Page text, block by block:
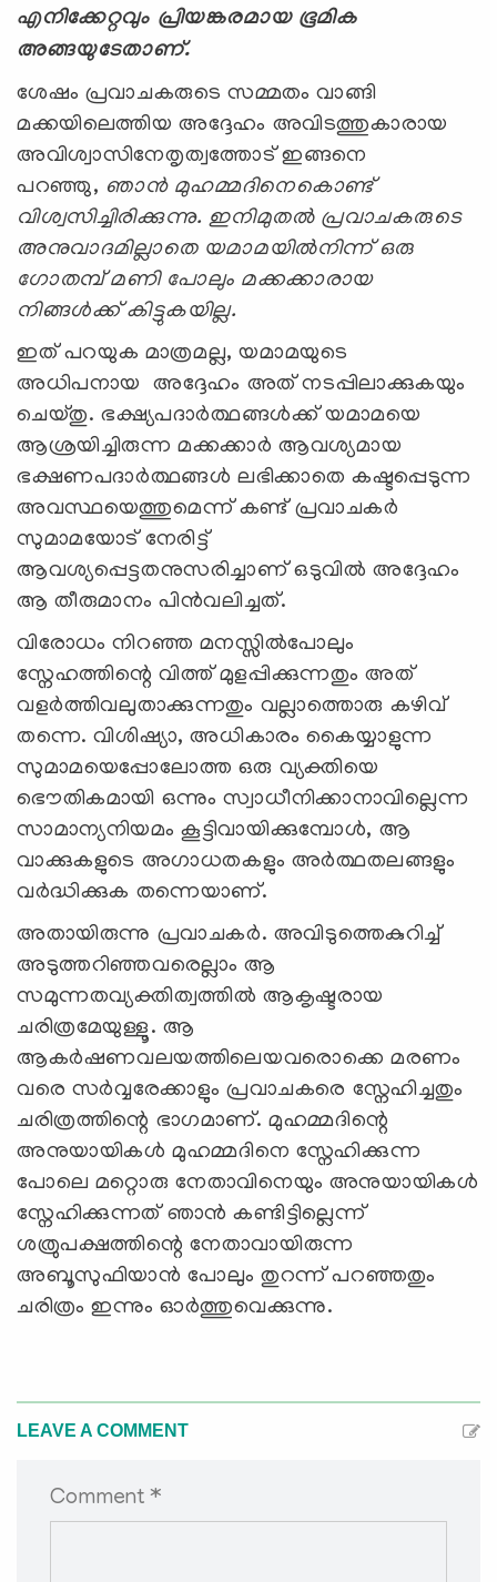
എനിക്കേറ്റവും പ്രിയങ്കരമായ ഭൂമിക
അങ്ങയുടേതാണ്.
ശേഷം പ്രവാചകരുടെ സമ്മതം വാങ്ങി
മക്കയിലെത്തിയ അദ്ദേഹം അവിടത്തുകാരായ
അവിശ്വാസിനേതൃത്വത്തോട് ഇങ്ങനെ
പറഞ്ഞു, ഞാന്‍ മുഹമ്മദിനെകൊണ്ട്
വിശ്വസിച്ചിരിക്കുന്നു. ഇനിമുതല്‍ പ്രവാചകരുടെ
അനുവാദമില്ലാതെ യമാമയില്‍നിന്ന് ഒരു
ഗോതമ്പ് മണി പോലും മക്കക്കാരായ
നിങ്ങള്‍ക്ക് കിട്ടുകയില്ല.
ഇത് പറയുക മാത്രമല്ല, യമാമയുടെ
അധിപനായ അദ്ദേഹം അത് നടപ്പിലാക്കുകയും
ചെയ്തു. ഭക്ഷ്യപദാര്‍ത്ഥങ്ങള്‍ക്ക് യമാമയെ
ആശ്രയിച്ചിരുന്ന മക്കക്കാര്‍ ആവശ്യമായ
ഭക്ഷണപദാര്‍ത്ഥങ്ങള്‍ ലഭിക്കാതെ കഷ്ടപ്പെടുന്ന
അവസ്ഥയെത്തുമെന്ന് കണ്ട് പ്രവാചകര്‍
സുമാമയോട് നേരിട്ട്
ആവശ്യപ്പെട്ടതനുസരിച്ചാണ് ഒടുവില്‍ അദ്ദേഹം
ആ തീരുമാനം പിന്‍വലിച്ചത്.
വിരോധം നിറഞ്ഞ മനസ്സില്‍പോലും
സ്നേഹത്തിന്റെ വിത്ത് മുളപ്പിക്കുന്നതും അത്
വളര്‍ത്തിവലുതാക്കുന്നതും വല്ലാത്തൊരു കഴിവ്
തന്നെ. വിശിഷ്യാ, അധികാരം കൈയ്യാളുന്ന
സുമാമയെപ്പോലോത്ത ഒരു വ്യക്തിയെ
ഭൌതികമായി ഒന്നും സ്വാധീനിക്കാനാവില്ലെന്ന
സാമാന്യനിയമം കൂട്ടിവായിക്കുമ്പോള്‍, ആ
വാക്കുകളുടെ അഗാധതകളും അര്‍ത്ഥതലങ്ങളും
വര്‍ദ്ധിക്കുക തന്നെയാണ്.
അതായിരുന്നു പ്രവാചകര്‍. അവിടുത്തെകുറിച്ച്
അടുത്തറിഞ്ഞവരെല്ലാം ആ
സമുന്നതവ്യക്തിത്വത്തില്‍ ആകൃഷ്ടരായ
ചരിത്രമേയുള്ളൂ. ആ
ആകര്‍ഷണവലയത്തിലെയവരൊക്കെ മരണം
വരെ സര്‍വ്വരേക്കാളും പ്രവാചകരെ സ്നേഹിച്ചതും
ചരിത്രത്തിന്റെ ഭാഗമാണ്. മുഹമ്മദിന്റെ
അനുയായികള്‍ മുഹമ്മദിനെ സ്നേഹിക്കുന്ന
പോലെ മറ്റൊരു നേതാവിനെയും അനുയായികള്‍
സ്നേഹിക്കുന്നത് ഞാന്‍ കണ്ടിട്ടില്ലെന്ന്
ശത്രുപക്ഷത്തിന്റെ നേതാവായിരുന്ന
അബൂസുഫിയാന്‍ പോലും തുറന്ന് പറഞ്ഞതും
ചരിത്രം ഇന്നും ഓര്‍ത്തുവെക്കുന്നു.
LEAVE A COMMENT
Comment *